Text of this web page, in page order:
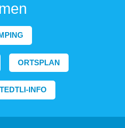
ORTSPLAN
INFO